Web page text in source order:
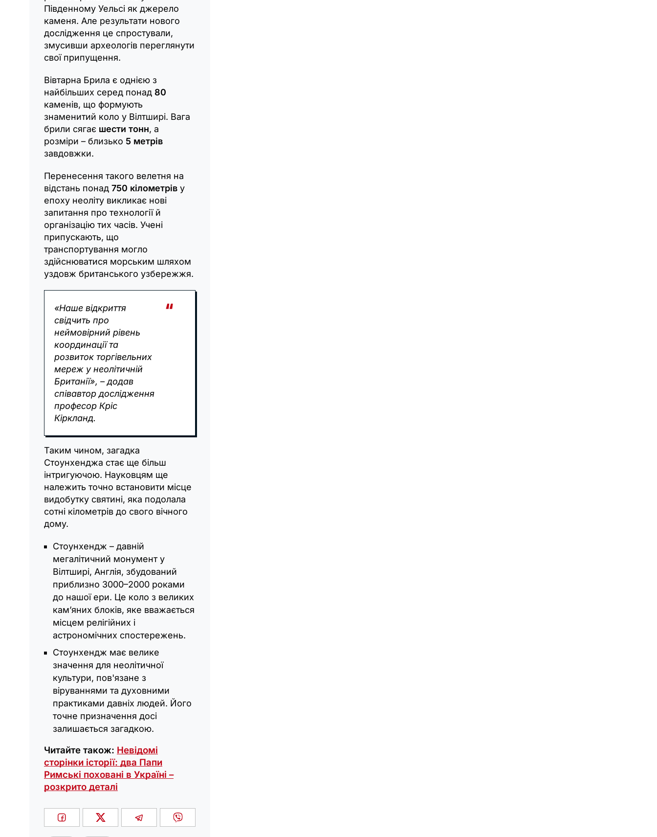
Південному Уельсі як джерело
каменя. Але результати нового
дослідження це спростували,
змусивши археологів переглянути
свої припущення.
Вівтарна Брила є однією з
найбільших серед понад 80
каменів, що формують
знаменитий коло у Вілтширі. Вага
брили сягає шести тонн, а
розміри – близько 5 метрів
завдовжки.
Перенесення такого велетня на
відстань понад 750 кілометрів у
епоху неоліту викликає нові
запитання про технології й
організацію тих часів. Учені
припускають, що
транспортування могло
здійснюватися морським шляхом
уздовж британського узбережжя.
«Наше відкриття
свідчить про
неймовірний рівень
координації та
розвиток торгівельних
мереж у неолітичній
Британії», – додав
співавтор дослідження
професор Кріс
Кіркланд.
Таким чином, загадка
Стоунхенджа стає ще більш
інтригуючою. Науковцям ще
належить точно встановити місце
видобутку святині, яка подолала
сотні кілометрів до свого вічного
дому.
Стоунхендж – давній
мегалітичний монумент у
Вілтширі, Англія, збудований
приблизно 3000–2000 роками
до нашої ери. Це коло з великих
кам’яних блоків, яке вважається
місцем релігійних і
астрономічних спостережень.
Стоунхендж має велике
значення для неолітичної
культури, пов'язане з
віруваннями та духовними
практиками давніх людей. Його
точне призначення досі
залишається загадкою.
Читайте також: Невідомі
сторінки історії: два Папи
Римські поховані в Україні –
розкрито деталі